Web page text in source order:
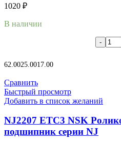
1020 ₽
В наличии
62.0025.0017.00
Сравнить
Быстрый просмотр
Добавить в список желаний
NJ2207 ETC3 NSK
подшипник серии NJ